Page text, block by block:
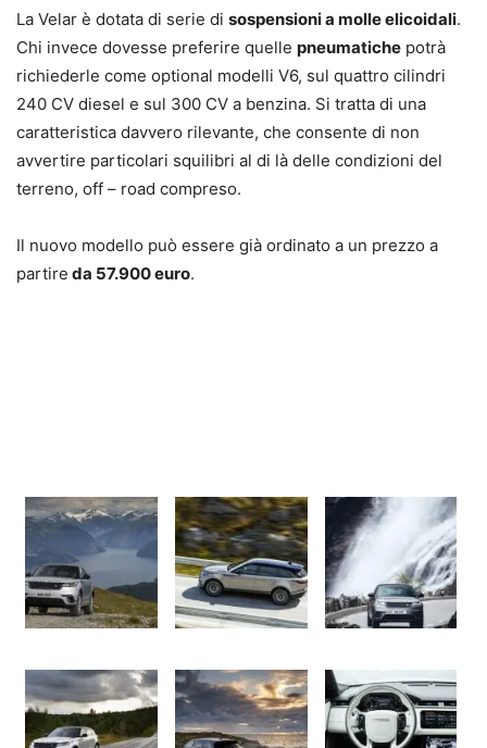
La Velar è dotata di serie di sospensioni a molle elicoidali.
Chi invece dovesse preferire quelle pneumatiche potrà
richiederle come optional modelli V6, sul quattro cilindri
240 CV diesel e sul 300 CV a benzina. Si tratta di una
caratteristica davvero rilevante, che consente di non
avvertire particolari squilibri al di là delle condizioni del
terreno, off – road compreso.
Il nuovo modello può essere già ordinato a un prezzo a
partire da 57.900 euro.